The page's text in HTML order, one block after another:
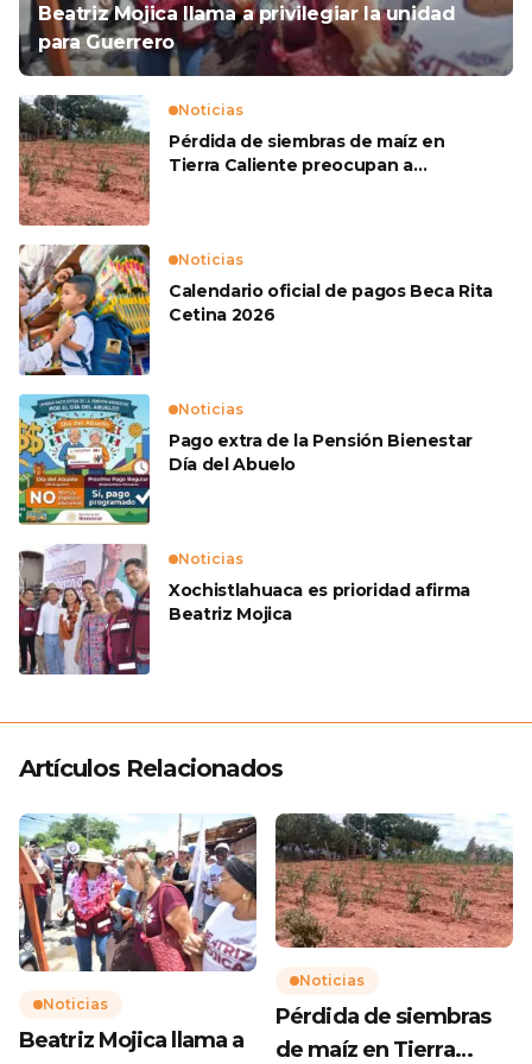
Beatriz Mojica llama a privilegiar la unidad
para Guerrero
Noticias
Pérdida de siembras de maíz en
Tierra Caliente preocupan a
Noticias
Calendario oficial de pagos Beca Rita
Cetina 2026
Noticias
Pago extra de la Pensión Bienestar
Día del Abuelo
Noticias
Xochistlahuaca es prioridad afirma
Beatriz Mojica
Artículos Relacionados
Noticias
Beatriz Mojica llama a
Noticias
Pérdida de siembras
de maíz en Tierra